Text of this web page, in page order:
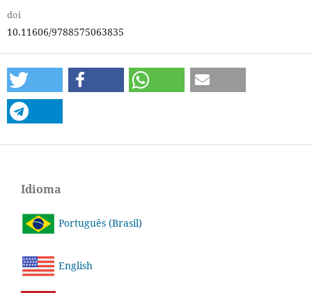
doi
10.11606/9788575063835
Idioma
Português (Brasil)
English